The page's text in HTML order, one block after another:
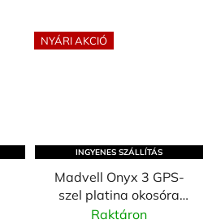
NYÁRI AKCIÓ
INGYENES SZÁLLÍTÁS
Madvell Onyx 3 GPS-
szel platina okosóra
narancssárga szilikon
Raktáron